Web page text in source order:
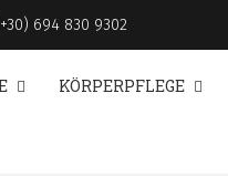
694 830 9302
KÖRPERPFLEGE